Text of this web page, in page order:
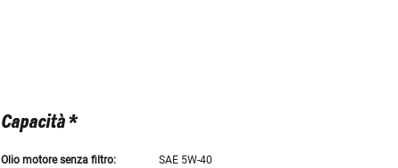
Capacità *
Olio motore senza filtro: SAE 5W-40